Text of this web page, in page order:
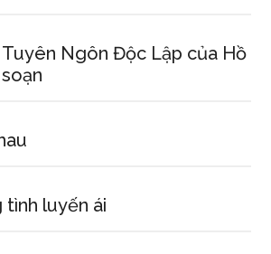
Tuyên Ngôn Độc Lập của Hồ
tình luyến ái